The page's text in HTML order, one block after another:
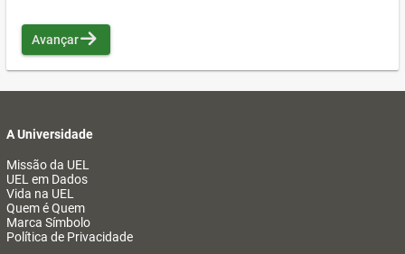
Avançar
A Universidade
Missão da UEL
UEL em Dados
Vida na UEL
Quem é Quem
Marca Símbolo
Política de Privacidade